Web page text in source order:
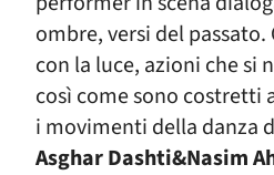
ombre, versi del
con la luce, azioni che si
così come sono costretti
i movimenti della danza
Asghar Dashti&Nasim